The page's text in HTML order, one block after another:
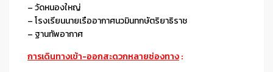
– วัดหนองใหญ่
– โรงเรียนนายเรืออากาศนวมินทกษัตริยาธิราช
– ฐานทัพอากาศ
การเดินทางเข้า-ออกสะดวกหลายช่องทาง: